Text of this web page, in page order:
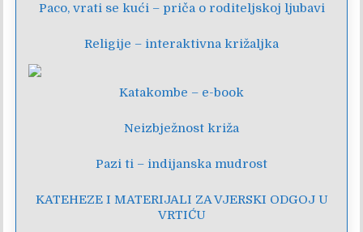
Paco, vrati se kući – priča o roditeljskoj ljubavi
Religije – interaktivna križaljka
Katakombe – e-book
Neizbježnost križa
Pazi ti – indijanska mudrost
KATEHEZE I MATERIJALI ZA VJERSKI ODGOJ U
VRTIĆU